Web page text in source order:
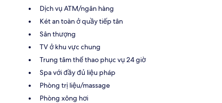
Dịch vụ ATM/ngân hàng
Két an toàn ở quầy tiếp tân
Sân thượng
TV ở khu vực chung
Trung tâm thể thao phục vụ 24 giờ
Spa với đầy đủ liệu pháp
Phòng trị liệu/massage
Phòng xông hơi